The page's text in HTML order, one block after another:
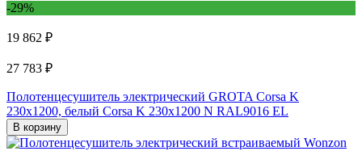
-29%
19 862 ₽
27 783 ₽
Полотенцесушитель электрический GROTA Corsa K
230x1200, белый Corsa K 230х1200 N RAL9016 EL
В корзину